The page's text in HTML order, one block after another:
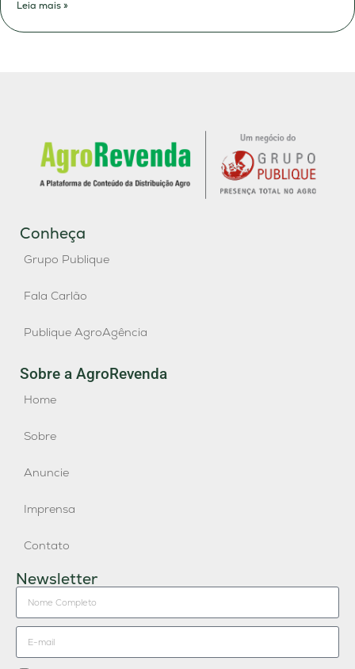
Leia mais »
Conheça
Grupo Publique
Fala Carlão
Publique AgroAgência
Sobre a AgroRevenda
Home
Sobre
Anuncie
Imprensa
Contato
Newsletter